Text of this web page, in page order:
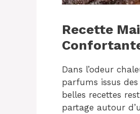
Recette
Dans l’odeur
parfums issus
belles recettes
partage autour